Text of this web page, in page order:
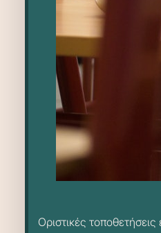
Οριστικές τοποθετήσεις